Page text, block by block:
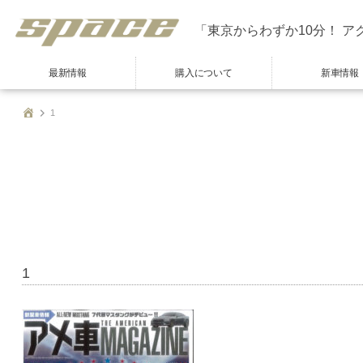
「東京からわずか10分！ ア
最新情報 購入について 新車情報
1
1